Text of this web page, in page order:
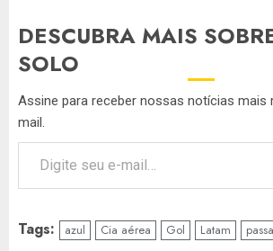
DESCUBRA MAIS
SOLO
Assine para receber nossas notícias mais
mail.
Digite seu e-mail…
Tags: azul Cia aérea Gol Latam